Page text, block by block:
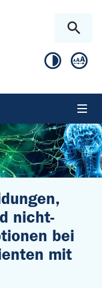
nicht-
bei
mit